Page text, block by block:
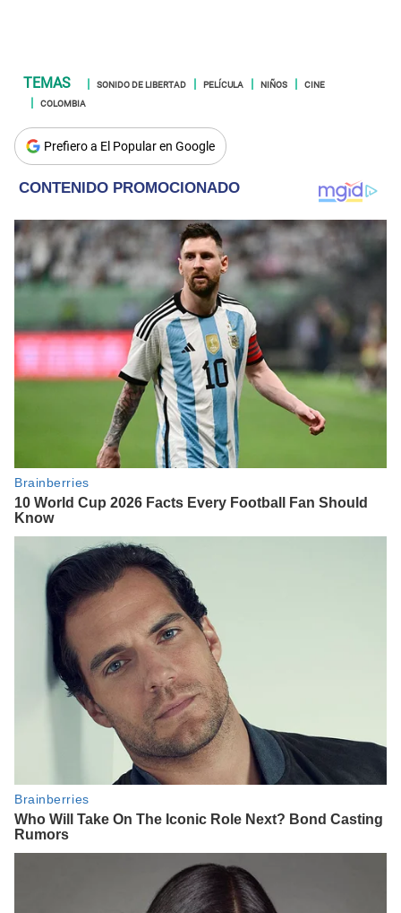
SONIDO DE LIBERTAD PELÍCULA NIÑOS
CINE
COLOMBIA
Prefiero a El Popular en Google